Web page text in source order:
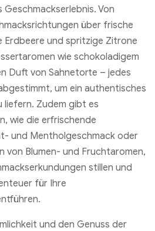
Von
über frische
Erdbeere und spritzige Zitrone
wie schokoladigem
Duft von Sahnetorte – jedes
um ein authentisches
liefern. Zudem gibt es
wie die erfrischende
und Mentholgeschmack oder
von Blumen- und Fruchtaromen,
stillen und
für Ihre
und den Genuss der